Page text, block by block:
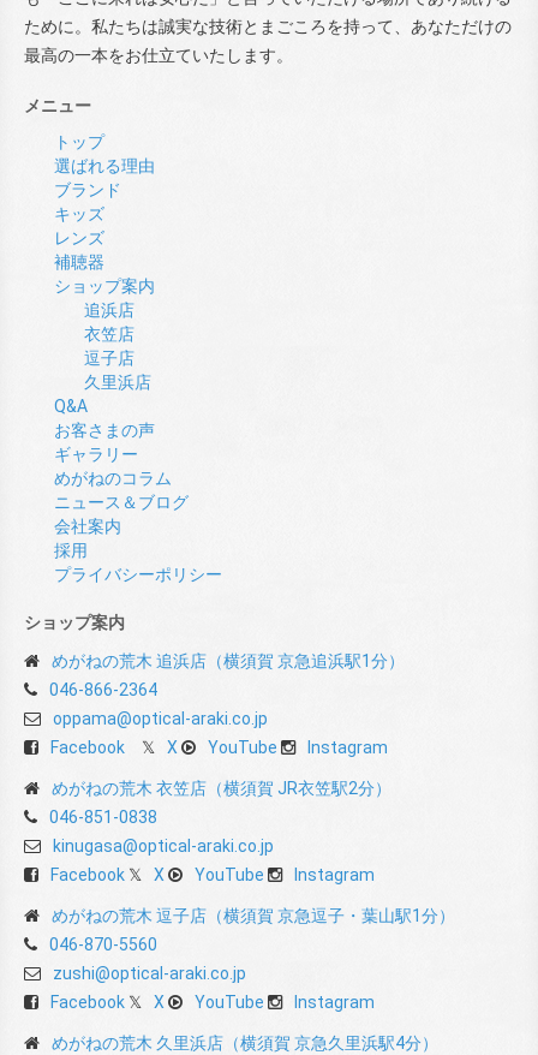
ために。私たちは誠実な技術とまごころを持って、あなただけの
最高の一本をお仕立ていたします。
メニュー
トップ
選ばれる理由
ブランド
キッズ
レンズ
補聴器
ショップ案内
追浜店
衣笠店
逗子店
久里浜店
Q&A
お客さまの声
ギャラリー
めがねのコラム
ニュース＆ブログ
会社案内
採用
プライバシーポリシー
ショップ案内
めがねの荒木 追浜店（横須賀 京急追浜駅1分）
046-866-2364
oppama@optical-araki.co.jp
Facebook
X YouTube Instagram
めがねの荒木 衣笠店（横須賀 JR衣笠駅2分）
046-851-0838
kinugasa@optical-araki.co.jp
Facebook
X YouTube Instagram
めがねの荒木 逗子店（横須賀 京急逗子・葉山駅1分）
046-870-5560
zushi@optical-araki.co.jp
Facebook
X YouTube Instagram
めがねの荒木 久里浜店（横須賀 京急久里浜駅4分）